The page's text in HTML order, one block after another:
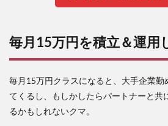
毎月15万円を積立＆運用
毎月15万円クラスになると、大手企業
てくるし、もしかしたらパートナーと共
るかもしれないクマ。